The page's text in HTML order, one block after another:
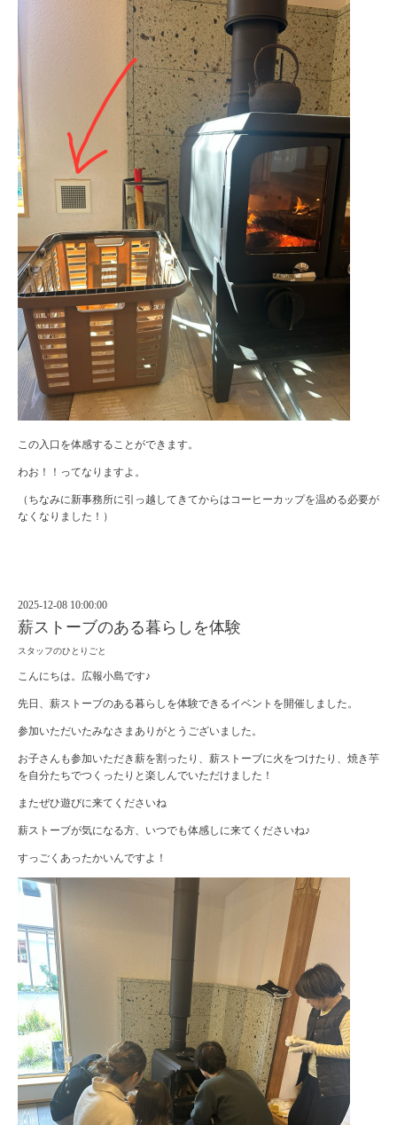
この入口を体感することができます。
わお！！ってなりますよ。
（ちなみに新事務所に引っ越してきてからはコーヒーカップを温める必要が
なくなりました！）
2025-12-08 10:00:00
薪ストーブのある暮らしを体験
スタッフのひとりごと
こんにちは。広報小島です♪
先日、薪ストーブのある暮らしを体験できるイベントを開催しました。
参加いただいたみなさまありがとうございました。
お子さんも参加いただき薪を割ったり、薪ストーブに火をつけたり、焼き芋
を自分たちでつくったりと楽しんでいただけました！
またぜひ遊びに来てくださいね
薪ストーブが気になる方、いつでも体感しに来てくださいね♪
すっごくあったかいんですよ！